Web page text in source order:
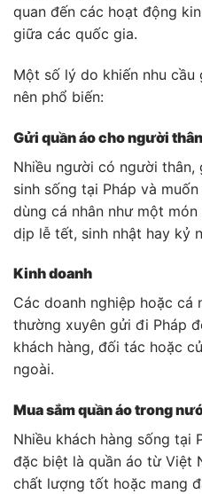
quan đến các hoạt động
giữa các quốc gia.
Một số lý do khiến nhu
nên phổ biến:
Gửi quần áo cho người
Nhiều người có người
sinh sống tại Pháp và
dùng cá nhân như một
dịp lễ tết, sinh nhật hay kỷ
Kinh doanh
Các doanh nghiệp hoặc cá
thường xuyên gửi đi Pháp
khách hàng, đối tác hoặc
ngoài.
Mua sắm quần áo trong
Nhiều khách hàng sống tại
đặc biệt là quần áo từ Việt
chất lượng tốt hoặc mang